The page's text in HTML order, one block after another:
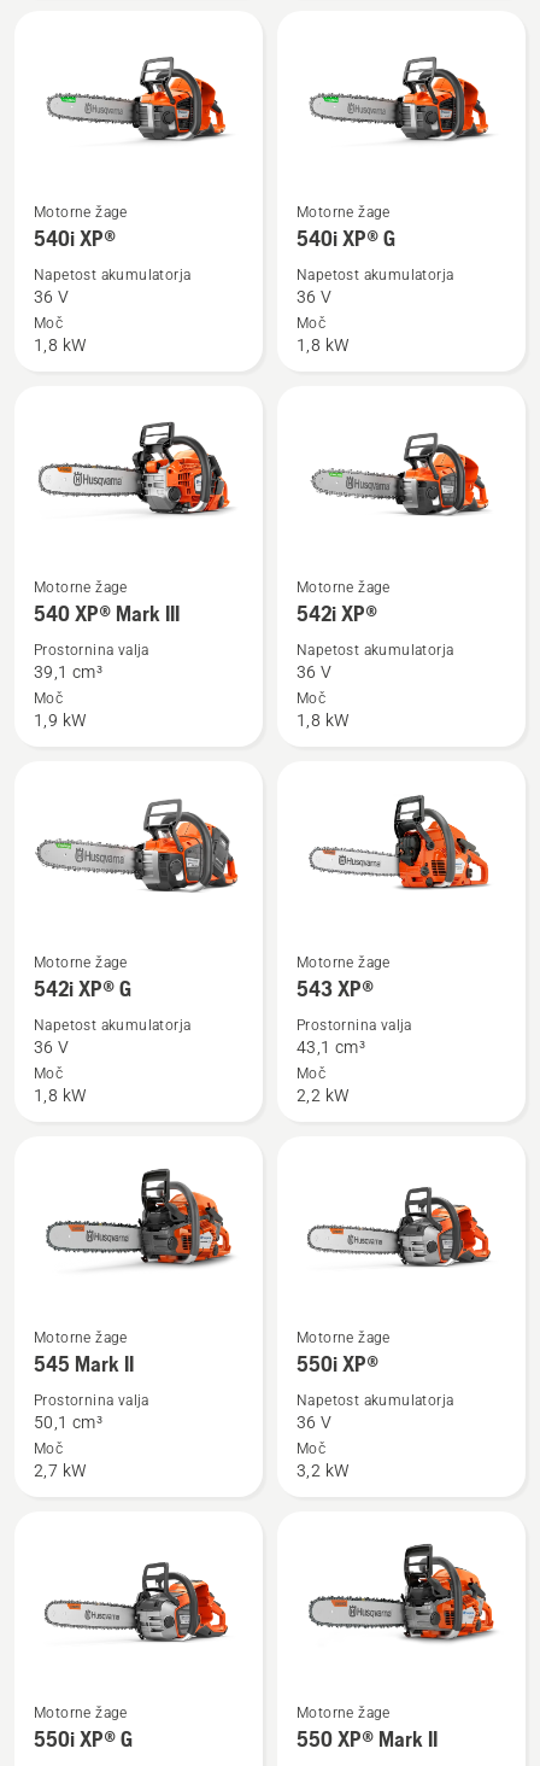
polnilnika
Oglejte
podrobnosti
540i
Motorne žage
540i XP®
Napetost akumulatorja
36 V
Moč
1,8 kW
Oglejte
podrobnosti
540i
Motorne žage
540i XP® G
Napetost akumulatorja
36 V
Moč
1,8 kW
Oglejte
podrobnosti
540 XP®
Motorne žage
540 XP® Mark III
Prostornina valja
39,1 сm³
Moč
1,9 kW
Oglejte
podrobnosti
542i
Motorne žage
542i XP®
Napetost akumulatorja
36 V
Moč
1,8 kW
Oglejte
podrobnosti
542i
Motorne žage
542i XP® G
Napetost akumulatorja
36 V
Moč
1,8 kW
Oglejte
podrobnosti
543 XP®
Motorne žage
543 XP®
Prostornina valja
43,1 сm³
Moč
2,2 kW
Oglejte
podrobnosti
545
Motorne žage
545 Mark II
Prostornina valja
50,1 сm³
Moč
2,7 kW
Oglejte
podrobnosti
550i
Motorne žage
550i XP®
Napetost akumulatorja
36 V
Moč
3,2 kW
Oglejte
Motorne žage
550i XP® G
Oglejte
Motorne žage
550 XP® Mark II